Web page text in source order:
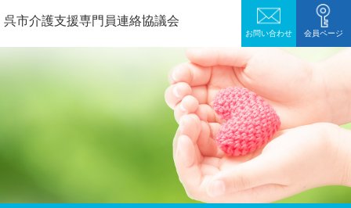
呉市介護支援専門員連絡協議会
お問い合わせ 会員ページ